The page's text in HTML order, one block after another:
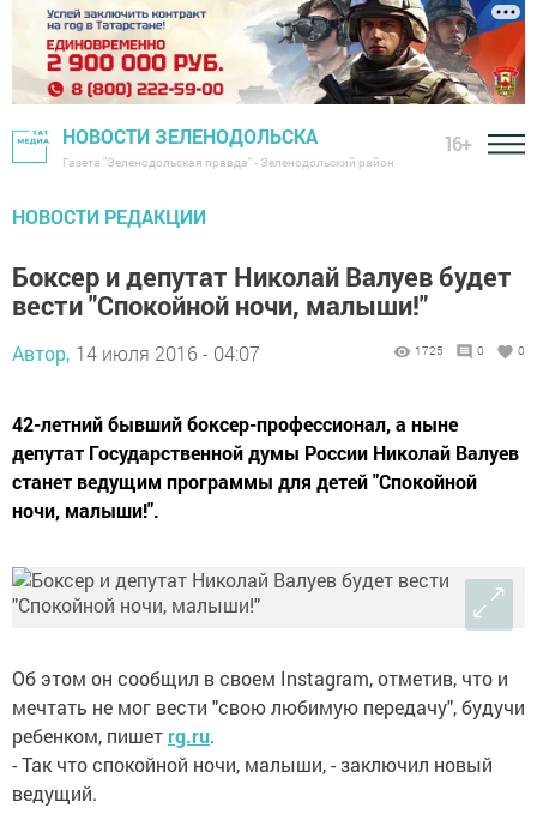
НОВОСТИ ЗЕЛЕНОДОЛЬСКА
Газета "Зеленодольская правда" - Зеленодольский район
16+
НОВОСТИ РЕДАКЦИИ
Боксер и депутат Николай Валуев будет
вести "Спокойной ночи, малыши!"
Автор, 14 июля 2016 - 04:07 1725 0 0
42-летний бывший боксер-профессионал, а ныне
депутат Государственной думы России Николай Валуев
станет ведущим программы для детей "Спокойной
ночи, малыши!".
Об этом он сообщил в своем Instagram, отметив, что и
мечтать не мог вести "свою любимую передачу", будучи
ребенком, пишетrg.ru.
- Так что спокойной ночи, малыши, - заключил новый
ведущий.